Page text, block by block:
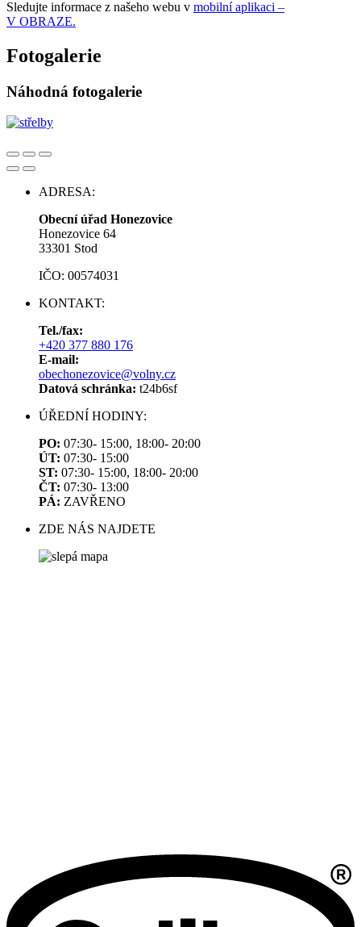
Sledujte informace z našeho webu v mobilní aplikaci –
V OBRAZE.
Fotogalerie
Náhodná fotogalerie
ADRESA:
Obecní úřad Honezovice
Honezovice 64
33301 Stod
IČO: 00574031
KONTAKT:
Tel./fax:
+420 377 880 176
E-mail:
obechonezovice@volny.cz
Datová schránka: t24b6sf
ÚŘEDNÍ HODINY:
PO: 07:30- 15:00, 18:00- 20:00
ÚT: 07:30- 15:00
ST: 07:30- 15:00, 18:00- 20:00
ČT: 07:30- 13:00
PÁ: ZAVŘENO
ZDE NÁS NAJDETE